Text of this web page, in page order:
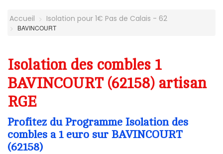
Accueil Isolation pour 1€ Pas de Calais - 62
BAVINCOURT
Isolation des combles 1
BAVINCOURT (62158) artisan
RGE
Profitez du Programme Isolation des
combles a 1 euro sur BAVINCOURT
(62158)